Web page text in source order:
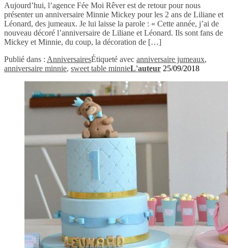
Aujourd’hui, l’agence Fée Moi Rêver est de retour pour nous
présenter un anniversaire Minnie Mickey pour les 2 ans de Liliane et
Léonard, des jumeaux. Je lui laisse la parole : « Cette année, j’ai de
nouveau décoré l’anniversaire de Liliane et Léonard. Ils sont fans de
Mickey et Minnie, du coup, la décoration de […]
Publié dans : AnniversairesÉtiqueté avec anniversaire jumeaux,
anniversaire minnie, sweet table minnieL'auteur 25/09/2018